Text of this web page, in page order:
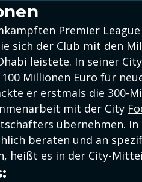
Premier
sich der Club mit den
leistete. In seiner
Millionen Euro für
er erstmals die 300-
mit der City
übernehmen.
beraten und an
heißt es in der City-